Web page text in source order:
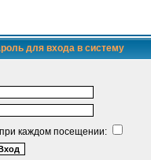
для входа в систему
каждом посещении: